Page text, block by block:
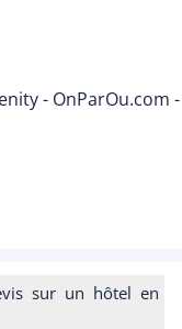
- OnParOu.com -
sur un hôtel en